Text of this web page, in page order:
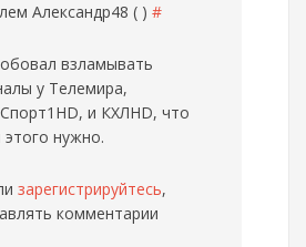
Александр48 ( ) #
взламывать
у Телемира,
и КХЛHD, что
нужно.
зарегистрируйтесь,
комментарии